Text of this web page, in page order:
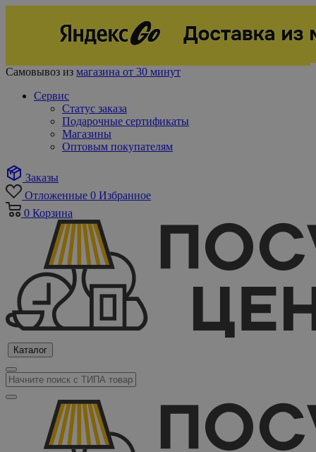
Самовывоз из магазина от 30 минут
Сервис
Статус заказа
Подарочные сертификаты
Магазины
Оптовым покупателям
Заказы
Отложенные 0 Избранное
0 Корзина
Каталог